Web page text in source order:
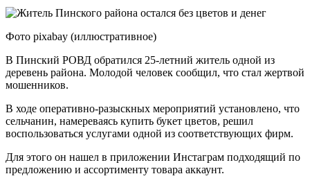
Фото pixabay (иллюстративное)
В Пинский РОВД обратился 25-летний житель одной из
деревень района. Молодой человек сообщил, что стал жертвой
мошенников.
В ходе оперативно-разыскных мероприятий установлено, что
сельчанин, намереваясь купить букет цветов, решил
воспользоваться услугами одной из соответствующих фирм.
Для этого он нашел в приложении Инстаграм подходящий по
предложению и ассортименту товара аккаунт.